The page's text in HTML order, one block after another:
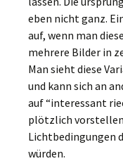
eben nicht ganz.
auf, wenn man
mehrere Bilder in
Man sieht diese
und kann sich an
auf “interessant
plötzlich
Lichtbedingungen
würden.